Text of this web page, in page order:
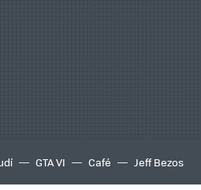
GTA VI Café Jeff Bezos